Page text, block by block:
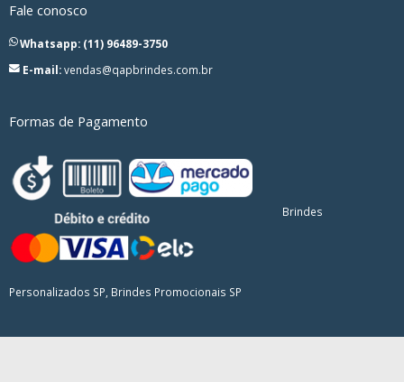
Fale conosco
Whatsapp: (11) 96489-3750
E-mail:vendas@qapbrindes.com.br
Formas de Pagamento
Brindes
Personalizados SP, Brindes Promocionais SP